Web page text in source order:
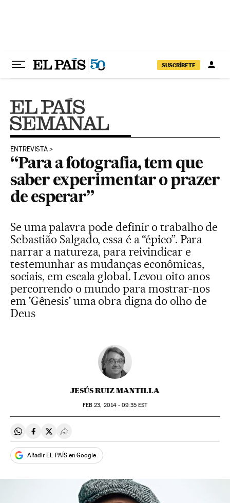
SUSCRÍBETE
ENTREVISTA
“Para a fotografia, tem que
saber experimentar o prazer
de esperar”
Se uma palavra pode definir o trabalho de
Sebastião Salgado, essa é a “épico”. Para
narrar a natureza, para reivindicar e
testemunhar as mudanças econômicas,
sociais, em escala global. Levou oito anos
percorrendo o mundo para mostrar-nos
em 'Gênesis' uma obra digna do olho de
Deus
JESÚS RUIZ MANTILLA
FEB 23, 2014 - 09:35EST
Compartir en Whatsapp
Compartir en Facebook
Compartir en Twitter
Desplegar Redes Sociales
Añadir EL PAÍS en Google